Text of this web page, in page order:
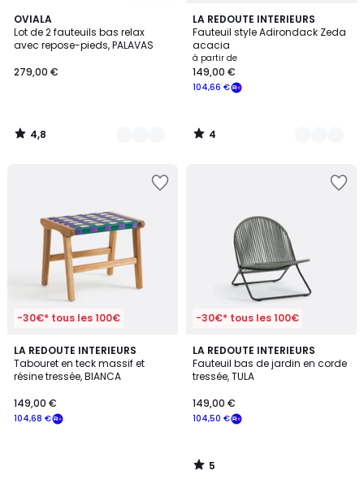
OVIALA
Lot de 2 fauteuils bas relax
avec repose-pieds, PALAVAS
279,00 €
4,8
/ 5
3
Couleurs
4,8
/
LA REDOUTE INTERIEURS
Fauteuil style Adirondack Zeda
acacia
à partir de
104,66 €
149,00 €
4
/
5
3
Couleurs
4
/
-30€* tous les 100€
LA REDOUTE INTERIEURS
Tabouret en teck massif et
résine tressée, BIANCA
104,68 €
149,00 €
-30€* tous les 100€
LA REDOUTE INTERIEURS
Fauteuil bas de jardin en corde
tressée, TULA
104,50 €
149,00 €
5
/
5
5
/